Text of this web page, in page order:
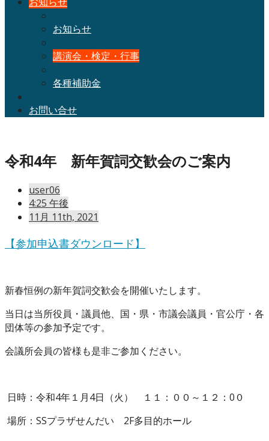
お知らせ
講演会・検定・行事
各種補助金
お問い合せ
令和4年 新年賀詞交歓会のご案内
user06
4:25 午後
11月 11th, 2021
【参加申込書ダウンロード】
新春恒例の新年賀詞交歓会を開催いたします。
当日は当所役員・議員他、国・県・市議会議員・官公庁・各
団体等の参加予定です。
会議所会員の皆様も是非ご参加ください。
日時：令和4年１月4日（火） １１：００～１２：0０
場所：SSプラザせんだい 2F多目的ホール